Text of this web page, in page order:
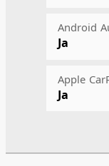
Android
Ja
Apple
Ja